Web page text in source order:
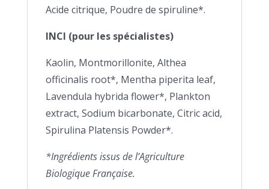
Acide citrique, Poudre de spiruline*.
INCI (pour les spécialistes)
Kaolin, Montmorillonite, Althea
officinalis root*, Mentha piperita leaf,
Lavendula hybrida flower*, Plankton
extract, Sodium bicarbonate, Citric acid,
Spirulina Platensis Powder*.
*Ingrédients issus de l’Agriculture
Biologique Française.